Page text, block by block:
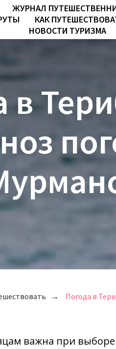
ЖУРНАЛ
КАК
НОВОСТИ ТУРИЗМА
в
→ Погода в
важна при